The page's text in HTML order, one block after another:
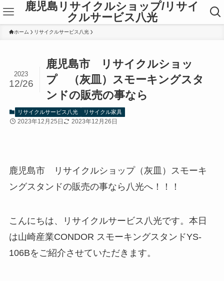
鹿児島リサイクルショップ/リサイ
クルサービス八光
ホーム リサイクルサービス八光
鹿児島市 リサイクルショッ
プ （灰皿）スモーキングスタ
ンドの販売の事なら
2023
12/26
リサイクルサービス八光 リサイクル家具
2023年12月25日 2023年12月26日
鹿児島市 リサイクルショップ（灰皿）スモーキ
ングスタンドの販売の事なら八光へ！！！
こんにちは、リサイクルサービス八光です。本日
は山崎産業CONDOR スモーキングスタンドYS-
106Bをご紹介させていただきます。